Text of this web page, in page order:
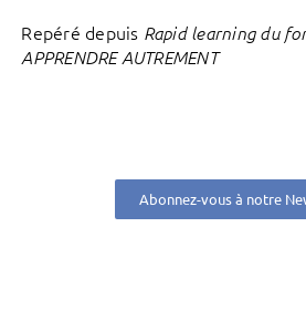
Repéré depuis Rapid learning du
APPRENDRE AUTREMENT
Abonnez-vous à notre